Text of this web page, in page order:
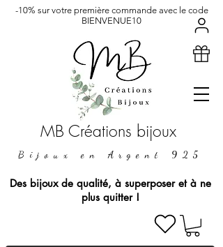
MB Créations bijoux
Bijoux en Argent 925
Des bijoux de qualité, à superposer et à ne
plus quitter !
-10% sur votre première commande avec le code
BIENVENUE10